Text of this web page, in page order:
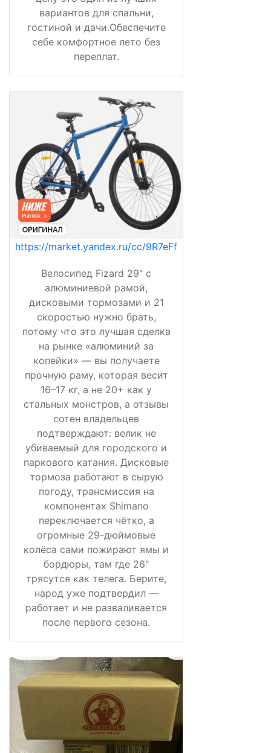
вариантов для спальни,
гостиной и дачи.Обеспечите
себе комфортное лето без
переплат.
https://market.yandex.ru/cc/9R7eFf
Велосипед Fizard 29" с
алюминиевой рамой,
дисковыми тормозами и 21
скоростью нужно брать,
потому что это лучшая сделка
на рынке «алюминий за
копейки» — вы получаете
прочную раму, которая весит
16–17 кг, а не 20+ как у
стальных монстров, а отзывы
сотен владельцев
подтверждают: велик не
убиваемый для городского и
паркового катания. Дисковые
тормоза работают в сырую
погоду, трансмиссия на
компонентах Shimano
переключается чётко, а
огромные 29-дюймовые
колёса сами пожирают ямы и
бордюры, там где 26"
трясутся как телега. Берите,
народ уже подтвердил —
работает и не разваливается
после первого сезона.